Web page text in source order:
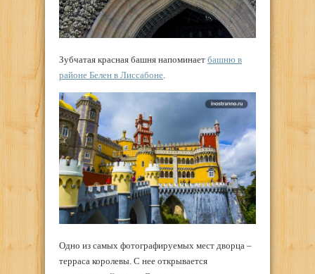
Зубчатая красная башня напоминает башню в
районе Белен в Лиссабоне
Одно из самых фотографируемых мест дворца –
терраса королевы. С нее открывается